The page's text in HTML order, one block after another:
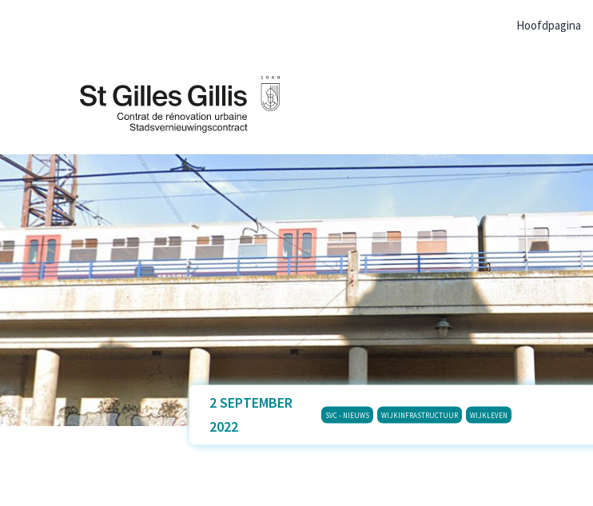
Hoofdpagina
2 SEPTEMBER
2022
SVC - NIEUWS WIJKINFRASTRUCTUUR WIJKLEVEN